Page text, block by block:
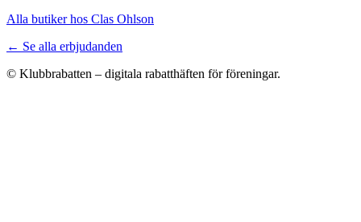
Alla butiker hos Clas Ohlson
← Se alla erbjudanden
© Klubbrabatten – digitala rabatthäften för föreningar.